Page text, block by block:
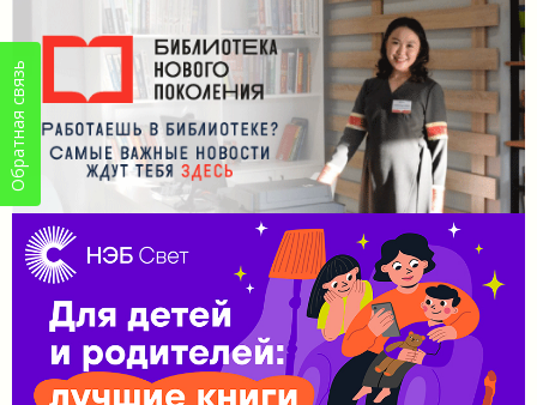
Обратная связь